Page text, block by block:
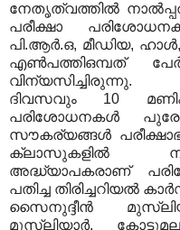
നേതൃത്വത്തില്‍
പരീക്ഷാ
പി.ആര്‍.ഒ, മീഡിയ,
എണ്‍പത്തിഒമ്പത്
വിന്യസിച്ചിരുന്നു.
ദിവസവും 10
പരിശോധനകള്‍
സൗകര്യങ്ങള്‍
ക്ലാസുകളില്‍
അദ്ധ്യാപകരാണ്
പതിച്ച തിരിച്ചറിയല്‍
സൈനുദ്ദീന്‍
മുസ്‌ലിയാര്‍,